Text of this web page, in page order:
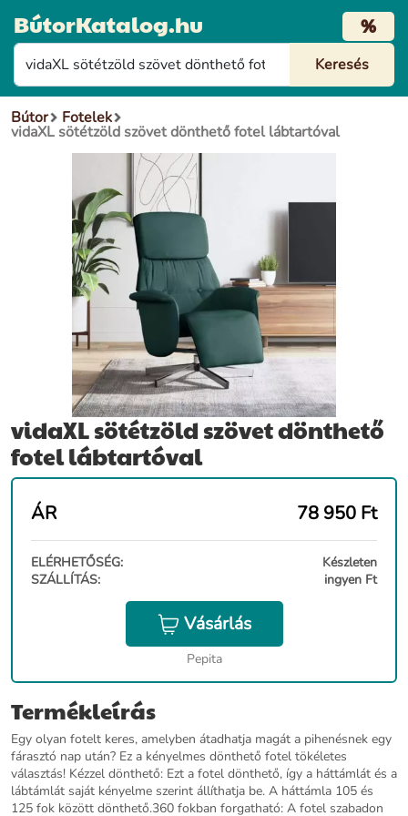
BútorKatalog.hu %
Bútor Fotelek
vidaXL sötétzöld szövet dönthető fotel lábtartóval
vidaXL sötétzöld szövet dönthető
fotel lábtartóval
ÁR 78 950 Ft
ELÉRHETŐSÉG:
Készleten
SZÁLLÍTÁS:
ingyen Ft
Vásárlás
Pepita
Termékleírás
Egy olyan fotelt keres, amelyben átadhatja magát a pihenésnek egy
fárasztó nap után? Ez a kényelmes dönthető fotel tökéletes
választás! Kézzel dönthető: Ezt a fotel dönthető, így a háttámlát és a
lábtámlát saját kényelme szerint állíthatja be. A háttámla 105 és
125 fok között dönthető.360 fokban forgatható: A fotel szabadon